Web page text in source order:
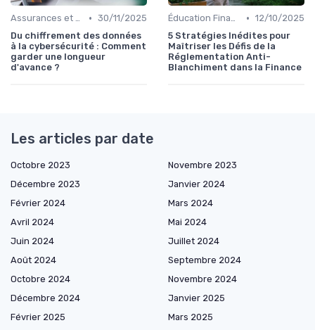
Assurances et Protections Financières • 30/11/2025
Du chiffrement des données
à la cybersécurité : Comment
garder une longueur
d'avance ?
Éducation Financière • 12/10/2025
5 Stratégies Inédites pour
Maîtriser les Défis de la
Réglementation Anti-
Blanchiment dans la Finance
Les articles par date
Octobre 2023
Novembre 2023
Décembre 2023
Janvier 2024
Février 2024
Mars 2024
Avril 2024
Mai 2024
Juin 2024
Juillet 2024
Août 2024
Septembre 2024
Octobre 2024
Novembre 2024
Décembre 2024
Janvier 2025
Février 2025
Mars 2025